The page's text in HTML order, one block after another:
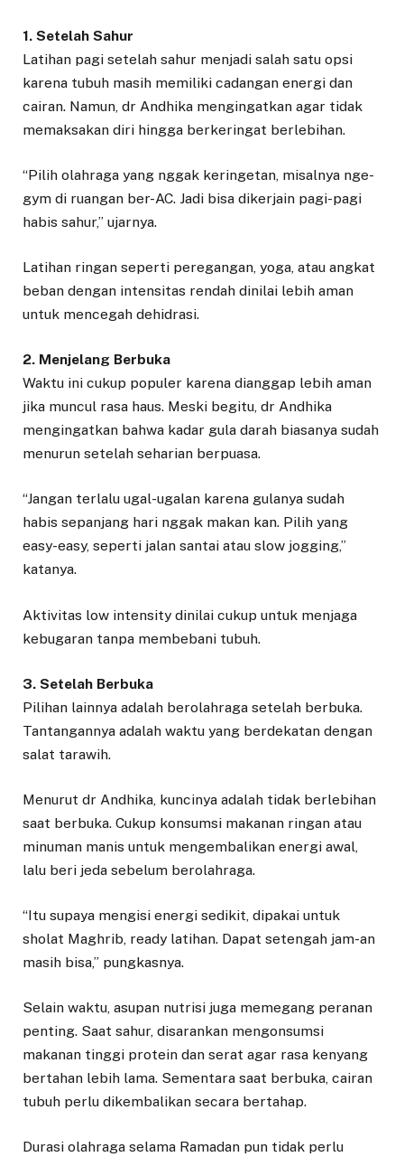
1. Setelah Sahur
Latihan pagi setelah sahur menjadi salah satu opsi
karena tubuh masih memiliki cadangan energi dan
cairan. Namun, dr Andhika mengingatkan agar tidak
memaksakan diri hingga berkeringat berlebihan.
“Pilih olahraga yang nggak keringetan, misalnya nge-
gym di ruangan ber-AC. Jadi bisa dikerjain pagi-pagi
habis sahur,” ujarnya.
Latihan ringan seperti peregangan, yoga, atau angkat
beban dengan intensitas rendah dinilai lebih aman
untuk mencegah dehidrasi.
2. Menjelang Berbuka
Waktu ini cukup populer karena dianggap lebih aman
jika muncul rasa haus. Meski begitu, dr Andhika
mengingatkan bahwa kadar gula darah biasanya sudah
menurun setelah seharian berpuasa.
“Jangan terlalu ugal-ugalan karena gulanya sudah
habis sepanjang hari nggak makan kan. Pilih yang
easy-easy, seperti jalan santai atau slow jogging,”
katanya.
Aktivitas low intensity dinilai cukup untuk menjaga
kebugaran tanpa membebani tubuh.
3. Setelah Berbuka
Pilihan lainnya adalah berolahraga setelah berbuka.
Tantangannya adalah waktu yang berdekatan dengan
salat tarawih.
Menurut dr Andhika, kuncinya adalah tidak berlebihan
saat berbuka. Cukup konsumsi makanan ringan atau
minuman manis untuk mengembalikan energi awal,
lalu beri jeda sebelum berolahraga.
“Itu supaya mengisi energi sedikit, dipakai untuk
sholat Maghrib, ready latihan. Dapat setengah jam-an
masih bisa,” pungkasnya.
Selain waktu, asupan nutrisi juga memegang peranan
penting. Saat sahur, disarankan mengonsumsi
makanan tinggi protein dan serat agar rasa kenyang
bertahan lebih lama. Sementara saat berbuka, cairan
tubuh perlu dikembalikan secara bertahap.
Durasi olahraga selama Ramadan pun tidak perlu